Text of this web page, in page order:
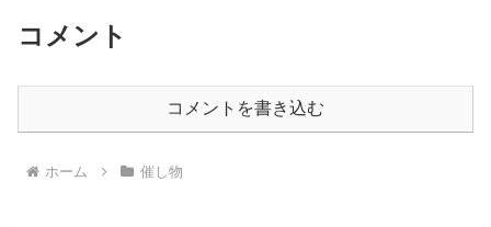
コメント
コメントを書き込む
ホーム 催し物